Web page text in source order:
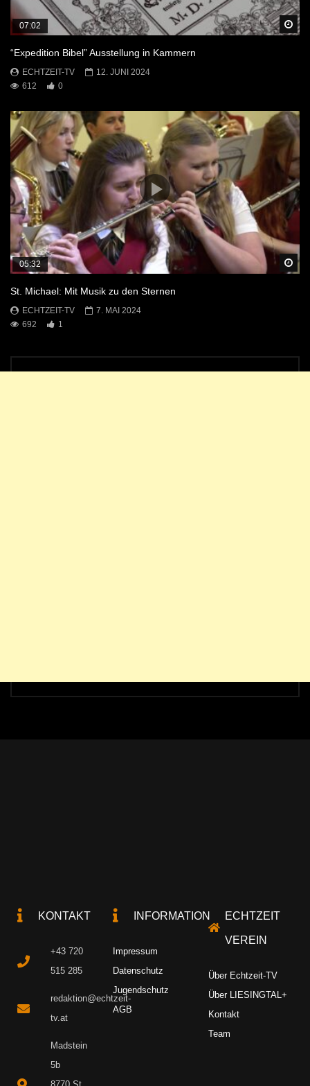
07:02
“Expedition Bibel” Ausstellung in Kammern
ECHTZEIT-TV
12. JUNI 2024
612
0
05:32
St. Michael: Mit Musik zu den Sternen
ECHTZEIT-TV
7. MAI 2024
692
1
KONTAKT
+43 720
515 285
redaktion@echtzeit-
tv.at
Madstein
5b
INFORMATION
Impressum
Datenschutz
Jugendschutz
AGB
ECHTZEIT
VEREIN
Über Echtzeit-TV
Über LIESINGTAL+
Kontakt
Team